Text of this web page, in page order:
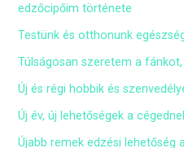
edzőcipőim története
Testünk és otthonunk
Túlságosan szeretem a
Új és régi hobbik és
Új év, új lehetőségek a
Újabb remek edzési lehetőség